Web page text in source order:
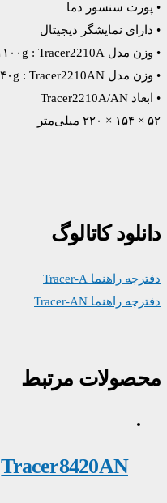
• پورت سنسور دما
• دارای نمایشگر دیجیتال
• وزن مدل ۱۱۰۰g : Tracer2210A
• وزن مدل ۹۴۰g : Tracer2210AN
• ابعاد Tracer2210A/AN
۵۲ × ۱۵۴ × ۲۲۰ میلی‌متر
دانلود کاتالوگ
دفترچه راهنما Tracer-A
دفترچه راهنما Tracer-AN
محصولات مرتبط
Tracer8420AN